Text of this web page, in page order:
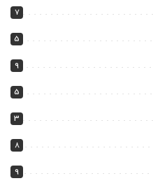
7
5
9
5
3
8
9